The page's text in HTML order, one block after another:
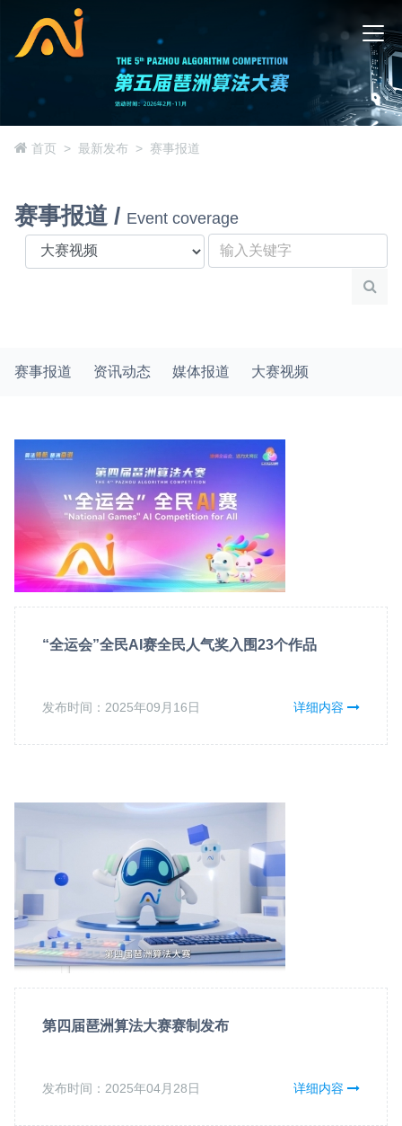
首页 最新发布 赛事报道
赛事报道 / Event coverage
赛事报道 资讯动态 媒体报道 大赛视频
“全运会”全民AI赛全民人气奖入围23个作品
发布时间：2025年09月16日 详细内容
第四届琶洲算法大赛赛制发布
发布时间：2025年04月28日 详细内容